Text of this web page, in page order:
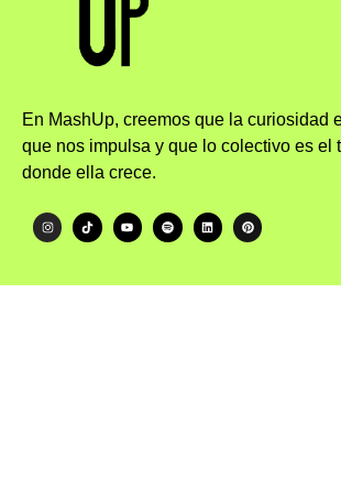
En MashUp, creemos que la curiosidad
que nos impulsa y que lo colectivo es el
donde ella crece.